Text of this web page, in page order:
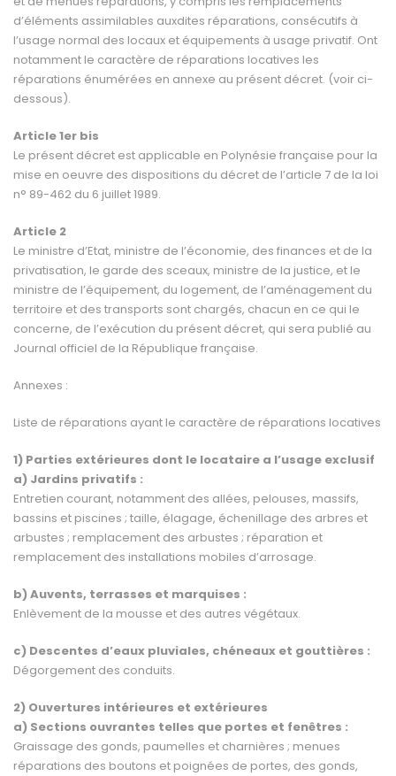
d’éléments assimilables auxdites réparations, consécutifs à
l’usage normal des locaux et équipements à usage privatif. Ont
notamment le caractère de réparations locatives les
réparations énumérées en annexe au présent décret. (voir ci-
dessous).
Article 1er bis
Le présent décret est applicable en Polynésie française pour la
mise en oeuvre des dispositions du décret de l’article 7 de la loi
n° 89-462 du 6 juillet 1989.
Article 2
Le ministre d’Etat, ministre de l’économie, des finances et de la
privatisation, le garde des sceaux, ministre de la justice, et le
ministre de l’équipement, du logement, de l’aménagement du
territoire et des transports sont chargés, chacun en ce qui le
concerne, de l’exécution du présent décret, qui sera publié au
Journal officiel de la République française.
Annexes :
Liste de réparations ayant le caractère de réparations locatives
1) Parties extérieures dont le locataire a l’usage exclusif
a) Jardins privatifs :
Entretien courant, notamment des allées, pelouses, massifs,
bassins et piscines ; taille, élagage, échenillage des arbres et
arbustes ; remplacement des arbustes ; réparation et
remplacement des installations mobiles d’arrosage.
b) Auvents, terrasses et marquises :
Enlèvement de la mousse et des autres végétaux.
c) Descentes d’eaux pluviales, chéneaux et gouttières :
Dégorgement des conduits.
2) Ouvertures intérieures et extérieures
a) Sections ouvrantes telles que portes et fenêtres :
Graissage des gonds, paumelles et charnières ; menues
réparations des boutons et poignées de portes, des gonds,